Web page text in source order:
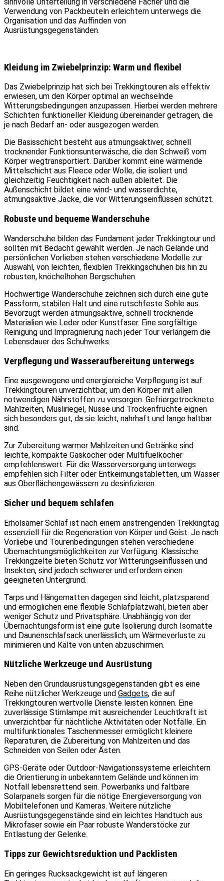
Verwendung von Packbeuteln erleichtern unterwegs die
Organisation und das Auffinden von
Ausrüstungsgegenständen.
Kleidung im Zwiebelprinzip: Warm und flexibel
Das Zwiebelprinzip hat sich bei Trekkingtouren als effektiv
erwiesen, um den Körper optimal an wechselnde
Witterungsbedingungen anzupassen. Hierbei werden mehrere
Schichten funktioneller Kleidung übereinander getragen, die
je nach Bedarf an- oder ausgezogen werden.
Die Basisschicht besteht aus atmungsaktiver, schnell
trocknender Funktionsunterwäsche, die den Schweiß vom
Körper wegtransportiert. Darüber kommt eine wärmende
Mittelschicht aus Fleece oder Wolle, die isoliert und
gleichzeitig Feuchtigkeit nach außen ableitet. Die
Außenschicht bildet eine wind- und wasserdichte,
atmungsaktive Jacke, die vor Witterungseinflüssen schützt.
Robuste und bequeme Wanderschuhe
Wanderschuhe bilden das Fundament jeder Trekkingtour und
sollten mit Bedacht gewählt werden. Je nach Gelände und
persönlichen Vorlieben stehen verschiedene Modelle zur
Auswahl, von leichten, flexiblen Trekkingschuhen bis hin zu
robusten, knöchelhohen Bergschuhen.
Hochwertige Wanderschuhe zeichnen sich durch eine gute
Passform, stabilen Halt und eine rutschfeste Sohle aus.
Bevorzugt werden atmungsaktive, schnell trocknende
Materialien wie Leder oder Kunstfaser. Eine sorgfältige
Reinigung und Imprägnierung nach jeder Tour verlängern die
Lebensdauer des Schuhwerks.
Verpflegung und Wasseraufbereitung unterwegs
Eine ausgewogene und energiereiche Verpflegung ist auf
Trekkingtouren unverzichtbar, um den Körper mit allen
notwendigen Nährstoffen zu versorgen. Gefriergetrocknete
Mahlzeiten, Müsliriegel, Nüsse und Trockenfrüchte eignen
sich besonders gut, da sie leicht, nahrhaft und lange haltbar
sind.
Zur Zubereitung warmer Mahlzeiten und Getränke sind
leichte, kompakte Gaskocher oder Multifuelkocher
empfehlenswert. Für die Wasserversorgung unterwegs
empfehlen sich Filter oder Entkeimungstabletten, um Wasser
aus Oberflächengewässern zu desinfizieren.
Sicher und bequem schlafen
Erholsamer Schlaf ist nach einem anstrengenden Trekkingtag
essenziell für die Regeneration von Körper und Geist. Je nach
Vorliebe und Tourenbedingungen stehen verschiedene
Übernachtungsmöglichkeiten zur Verfügung. Klassische
Trekkingzelte bieten Schutz vor Witterungseinflüssen und
Insekten, sind jedoch schwerer und erfordern einen
geeigneten Untergrund.
Tarps und Hängematten dagegen sind leicht, platzsparend
und ermöglichen eine flexible Schlafplatzwahl, bieten aber
weniger Schutz und Privatsphäre. Unabhängig von der
Übernachtungsform ist eine gute Isolierung durch Isomatte
und Daunenschlafsack unerlässlich, um Wärmeverluste zu
minimieren und Kälte von unten abzuschirmen.
Nützliche Werkzeuge und Ausrüstung
Neben den Grundausrüstungsgegenständen gibt es eine
Reihe nützlicher Werkzeuge und Gadgets, die auf
Trekkingtouren wertvolle Dienste leisten können. Eine
zuverlässige Stirnlampe mit ausreichender Leuchtkraft ist
unverzichtbar für nächtliche Aktivitäten oder Notfälle. Ein
multifunktionales Taschenmesser ermöglicht kleinere
Reparaturen, die Zubereitung von Mahlzeiten und das
Schneiden von Seilen oder Ästen.
GPS-Geräte oder Outdoor-Navigationssysteme erleichtern
die Orientierung in unbekanntem Gelände und können im
Notfall lebensrettend sein. Powerbanks und faltbare
Solarpanels sorgen für die nötige Energieversorgung von
Mobiltelefonen und Kameras. Weitere nützliche
Ausrüstungsgegenstände sind ein leichtes Handtuch aus
Mikrofaser sowie ein Paar robuste Wanderstöcke zur
Entlastung der Gelenke.
Tipps zur Gewichtsreduktion und Packlisten
Ein geringes Rucksackgewicht ist auf längeren